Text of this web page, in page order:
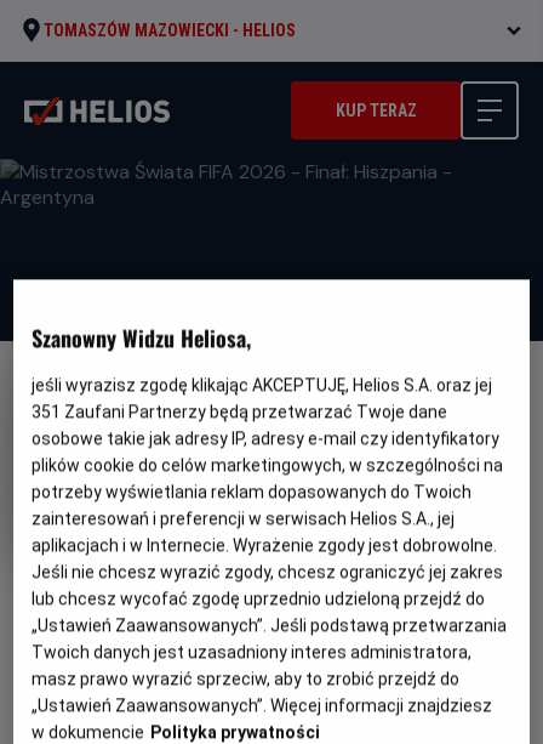
TOMASZÓW MAZOWIECKI - HELIOS
KUP TERAZ
OBSERWUJ
Mistrzostwa Świata FIFA 2026 -
Finał: Hiszpania - Argentyna
Oryginalny
tytuł
Mistrzostwa Świata FIFA 2026 - Finał
Sportowy
Czas
trwania
240 min
OPIS WYDARZENIA
Czas na najważniejszy mecz turnieju, który z
Szanowny Widzu Heliosa,
jeśli wyrazisz zgodę klikając AKCEPTUJĘ, Helios S.A. oraz jej
351 Zaufani Partnerzy będą przetwarzać Twoje dane
osobowe takie jak adresy IP, adresy e-mail czy identyfikatory
plików cookie do celów marketingowych, w szczególności na
potrzeby wyświetlania reklam dopasowanych do Twoich
zainteresowań i preferencji w serwisach Helios S.A., jej
aplikacjach i w Internecie. Wyrażenie zgody jest dobrowolne.
Jeśli nie chcesz wyrazić zgody, chcesz ograniczyć jej zakres
lub chcesz wycofać zgodę uprzednio udzieloną przejdź do
„Ustawień Zaawansowanych”. Jeśli podstawą przetwarzania
Twoich danych jest uzasadniony interes administratora,
masz prawo wyrazić sprzeciw, aby to zrobić przejdź do
„Ustawień Zaawansowanych”. Więcej informacji znajdziesz
w dokumencie Polityka prywatności